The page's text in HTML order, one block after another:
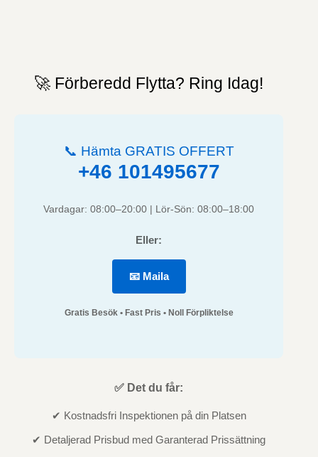
🚀 Förberedd Flytta? Ring Idag!
📞 Hämta GRATIS OFFERT
+46 101495677
Vardagar: 08:00–20:00 | Lör-Sön: 08:00–18:00
Eller:
📧 Maila
Gratis Besök • Fast Pris • Noll Förpliktelse
✅ Det du får:
✔ Kostnadsfri Inspektionen på din Platsen
✔ Detaljerad Prisbud med Garanterad Prissättning